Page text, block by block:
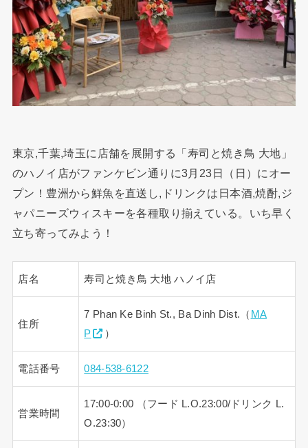
東京,千葉,埼玉に店舗を展開する「寿司と焼き鳥 大地」
のハノイ店がファンケビン通りに3月23日（日）にオー
プン！豊洲から鮮魚を直送し,ドリンクは日本酒,焼酎,ジ
ャパニーズウィスキーを各種取り揃えている。いち早く
立ち寄ってみよう！
店名 寿司と焼き鳥 大地 ハノイ店
住所
7 Phan Ke Binh St., Ba Dinh Dist.（ MA
P
）
電話番号 084-538-6122
営業時間
17:00-0:00 （フード L.O.23:00/ドリンク L.
O.23:30）